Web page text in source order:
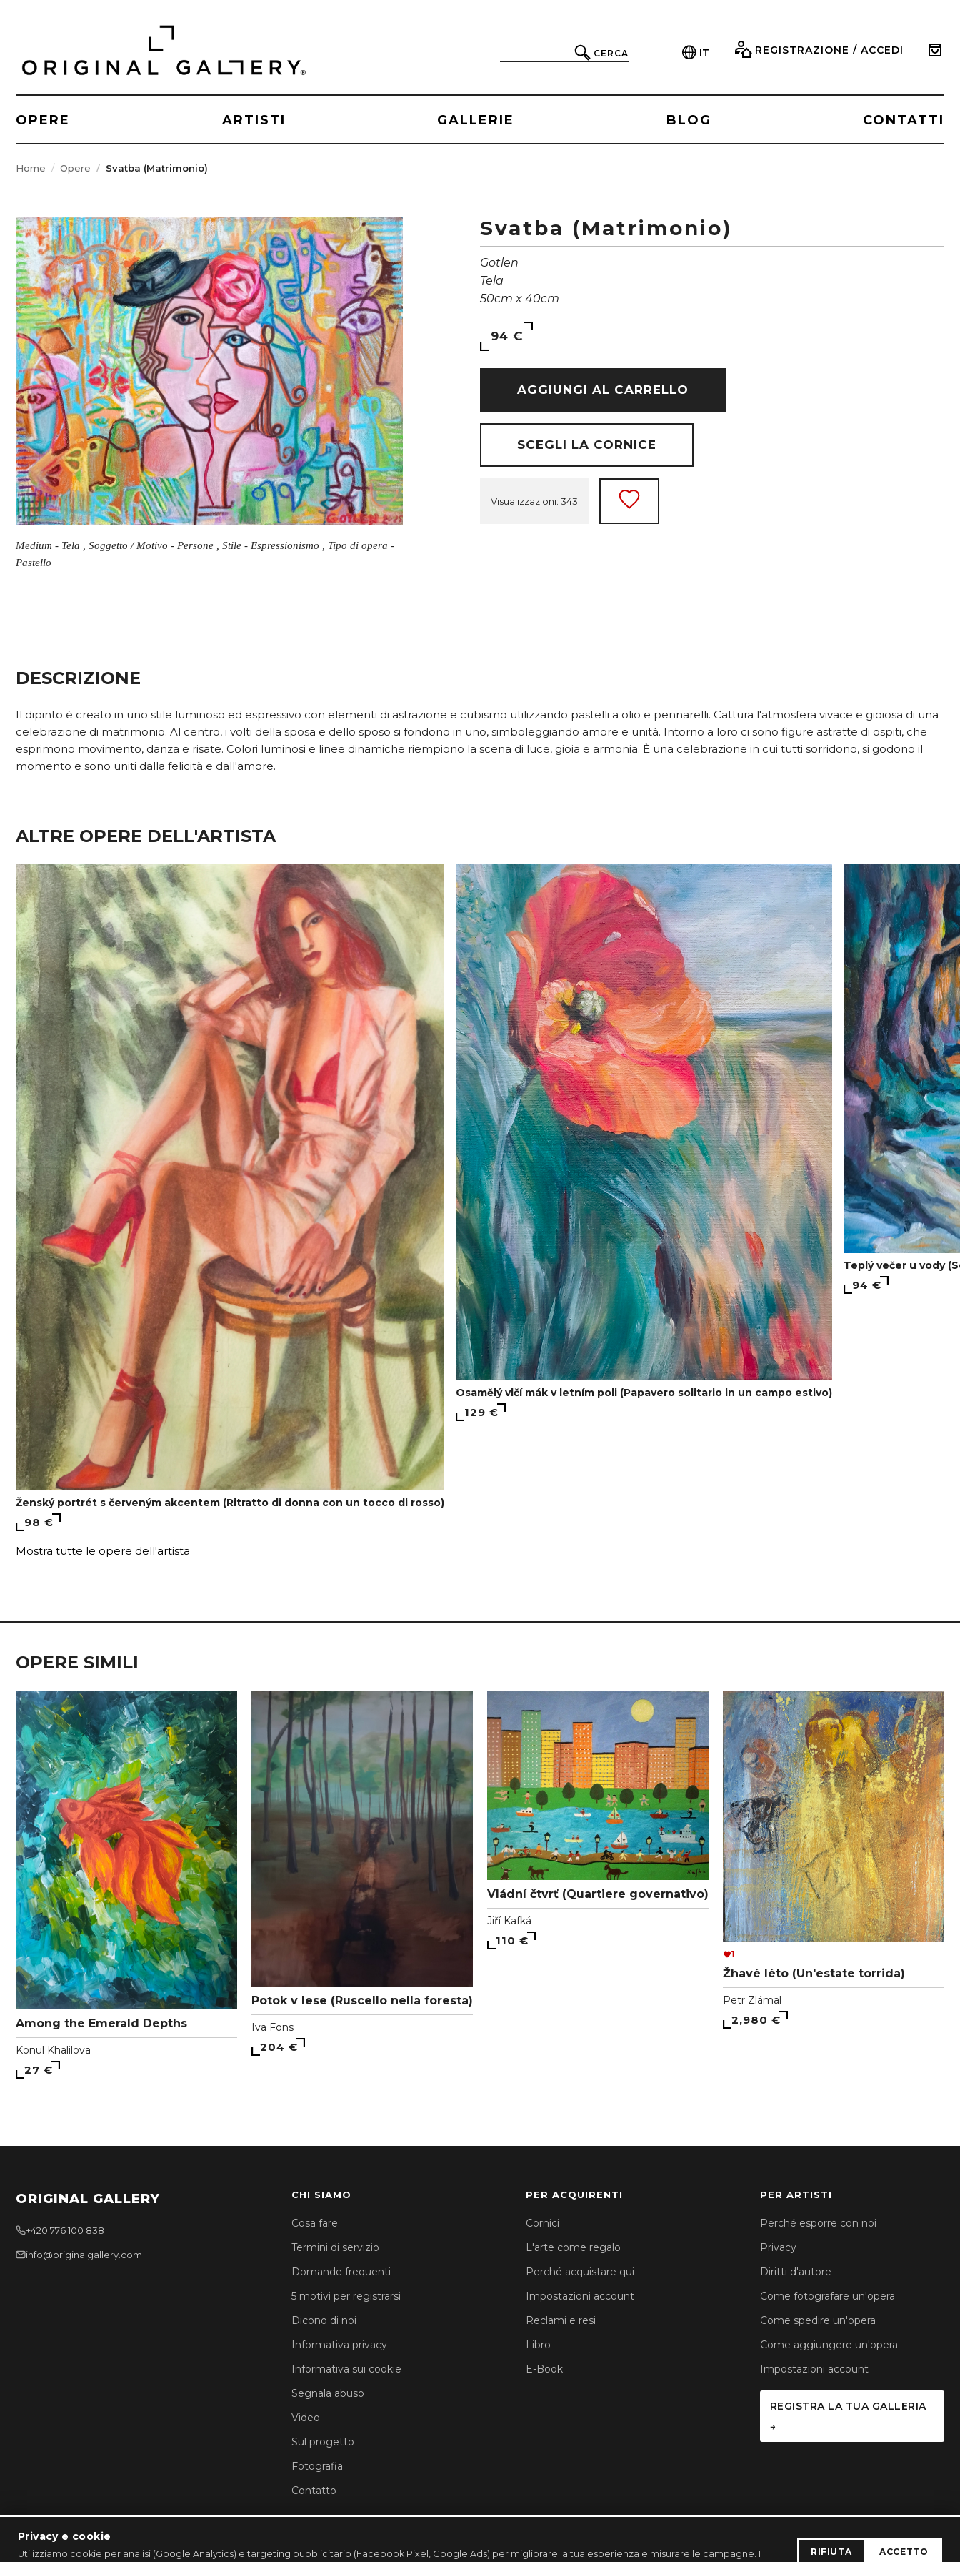
CERCA IT REGISTRAZIONE / ACCEDI
OPERE ARTISTI GALLERIE BLOG CONTATTI
Home Opere Svatba (Matrimonio)
Medium - Tela , Soggetto / Motivo - Persone , Stile - Espressionismo , Tipo di opera -
Pastello
Svatba (Matrimonio)
Gotlen
Tela
50cm x 40cm
94 €
AGGIUNGI AL CARRELLO
SCEGLI LA CORNICE
Visualizzazioni: 343
DESCRIZIONE
Il dipinto è creato in uno stile luminoso ed espressivo con elementi di astrazione e cubismo utilizzando pastelli a olio e pennarelli. Cattura l'atmosfera vivace e gioiosa di una
celebrazione di matrimonio. Al centro, i volti della sposa e dello sposo si fondono in uno, simboleggiando amore e unità. Intorno a loro ci sono figure astratte di ospiti, che
esprimono movimento, danza e risate. Colori luminosi e linee dinamiche riempiono la scena di luce, gioia e armonia. È una celebrazione in cui tutti sorridono, si godono il
momento e sono uniti dalla felicità e dall'amore.
ALTRE OPERE DELL'ARTISTA
Ženský portrét s červeným akcentem (Ritratto di donna con un tocco di rosso)
98 €
Osamělý vlčí mák v letním poli (Papavero solitario in un campo estivo)
129 €
Teplý večer u vody
94 €
Mostra tutte le opere dell'artista
OPERE SIMILI
Among the Emerald Depths
Konul Khalilova
27 €
Potok v lese (Ruscello nella foresta)
Iva Fons
204 €
Vládní čtvrť (Quartiere governativo)
Jiří Kafká
110 €
1
Žhavé léto (Un'estate torrida)
Petr Zlámal
2,980 €
ORIGINAL GALLERY
+420 776 100 838
info@originalgallery.com
CHI SIAMO
Cosa fare
Termini di servizio
Domande frequenti
5 motivi per registrarsi
Dicono di noi
Informativa privacy
Informativa sui cookie
Segnala abuso
Video
Sul progetto
Fotografia
Contatto
PER ACQUIRENTI
Cornici
L'arte come regalo
Perché acquistare qui
Impostazioni account
Reclami e resi
Libro
E-Book
PER ARTISTI
Perché esporre con noi
Privacy
Diritti d'autore
Come fotografare un'opera
Come spedire un'opera
Come aggiungere un'opera
Impostazioni account
REGISTRA LA TUA GALLERIA
→
Privacy e cookie
Utilizziamo cookie per analisi (Google Analytics) e targeting pubblicitario (Facebook Pixel, Google Ads) per migliorare la tua esperienza e misurare le campagne. I RIFIUTA ACCETTO